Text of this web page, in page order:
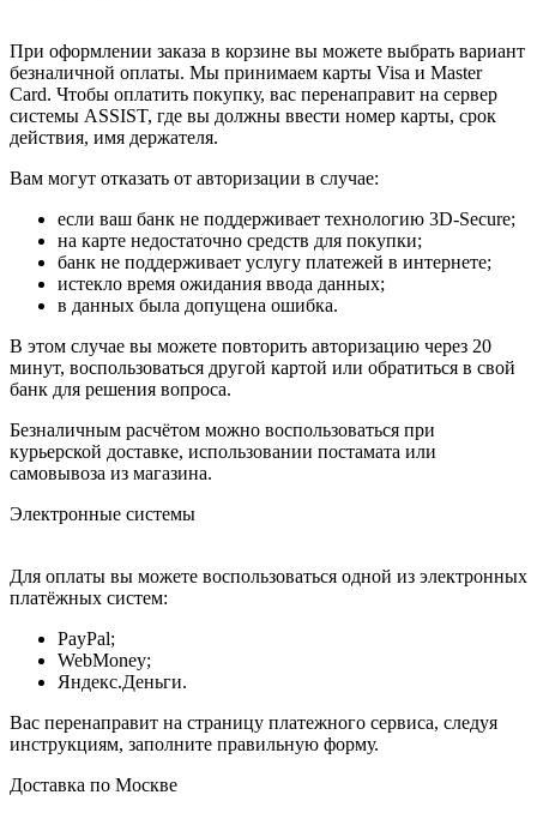
При оформлении заказа в корзине вы можете выбрать вариант
безналичной оплаты. Мы принимаем карты Visa и Master
Card. Чтобы оплатить покупку, вас перенаправит на сервер
системы ASSIST, где вы должны ввести номер карты, срок
действия, имя держателя.
Вам могут отказать от авторизации в случае:
если ваш банк не поддерживает технологию 3D-Secure;
на карте недостаточно средств для покупки;
банк не поддерживает услугу платежей в интернете;
истекло время ожидания ввода данных;
в данных была допущена ошибка.
В этом случае вы можете повторить авторизацию через 20
минут, воспользоваться другой картой или обратиться в свой
банк для решения вопроса.
Безналичным расчётом можно воспользоваться при
курьерской доставке, использовании постамата или
самовывоза из магазина.
Электронные системы
Для оплаты вы можете воспользоваться одной из электронных
платёжных систем:
PayPal;
WebMoney;
Яндекс.Деньги.
Вас перенаправит на страницу платежного сервиса, следуя
инструкциям, заполните правильную форму.
Доставка по Москве